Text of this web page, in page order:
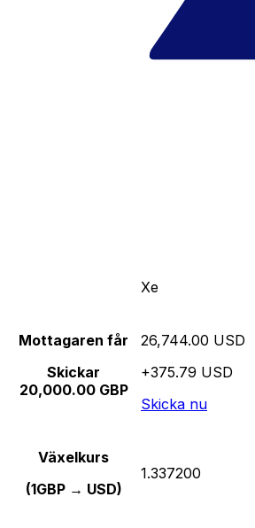
Xe
Mottagaren får
Skickar
20,000.00 GBP
26,744.00 USD
+375.79 USD
Skicka nu
Växelkurs
(1GBP → USD)
1.337200